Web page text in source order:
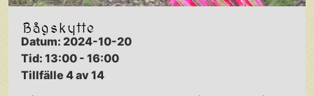
Bågskytte
Datum: 2024-10-20
Tid: 13:00 - 16:00
Tillfälle 4 av 14